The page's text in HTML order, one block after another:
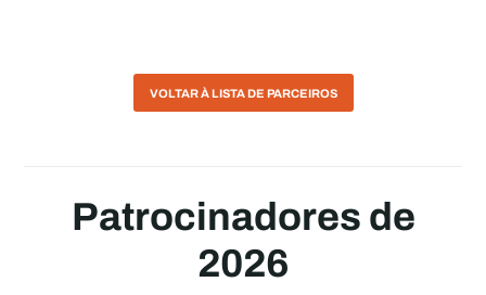
VOLTAR À LISTA DE PARCEIROS
Patrocinadores de
2026